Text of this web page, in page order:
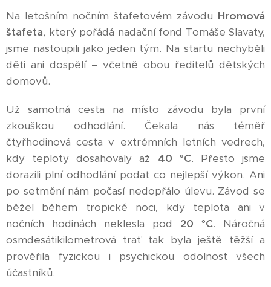
Na letošním nočním štafetovém závodu Hromová
štafeta, který pořádá nadační fond Tomáše Slavaty,
jsme nastoupili jako jeden tým. Na startu nechyběli
děti ani dospělí – včetně obou ředitelů dětských
domovů.
Už samotná cesta na místo závodu byla první
zkouškou odhodlání. Čekala nás téměř
čtyřhodinová cesta v extrémních letních vedrech,
kdy teploty dosahovaly až 40 °C. Přesto jsme
dorazili plní odhodlání podat co nejlepší výkon. Ani
po setmění nám počasí nedopřálo úlevu. Závod se
běžel během tropické noci, kdy teplota ani v
nočních hodinách neklesla pod 20 °C. Náročná
osmdesátikilometrová trať tak byla ještě těžší a
prověřila fyzickou i psychickou odolnost všech
účastníků.